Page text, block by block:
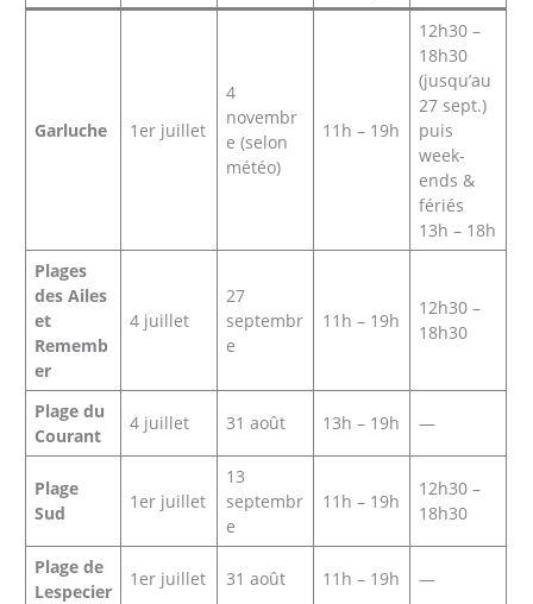
Garluche 1er juillet
4
novembr
e (selon
météo)
11h – 19h
12h30 –
18h30
(jusqu’au
27 sept.)
puis
week-
ends &
fériés
13h – 18h
Plages
des Ailes
et
Rememb
er
4 juillet
27
septembr
e
11h – 19h
12h30 –
18h30
Plage du
Courant
4 juillet 31 août 13h – 19h —
Plage
Sud
1er juillet
13
septembr
e
11h – 19h
12h30 –
18h30
Plage de
Lespecier
1er juillet 31 août 11h – 19h —